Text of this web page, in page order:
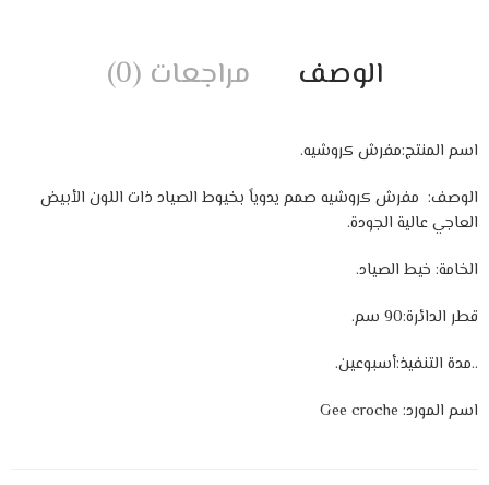
الوصف مراجعات (0)
اسم المنتج:مفرش كروشيه.
الوصف: مفرش كروشيه صمم يدوياً بخيوط الصياد ذات اللون الأبيض
العاجي عالية الجودة.
الخامة: خيط الصياد.
قطر الدائرة:90 سم.
..مدة التنفيذ:أسبوعين.
اسم المورد: Gee croche